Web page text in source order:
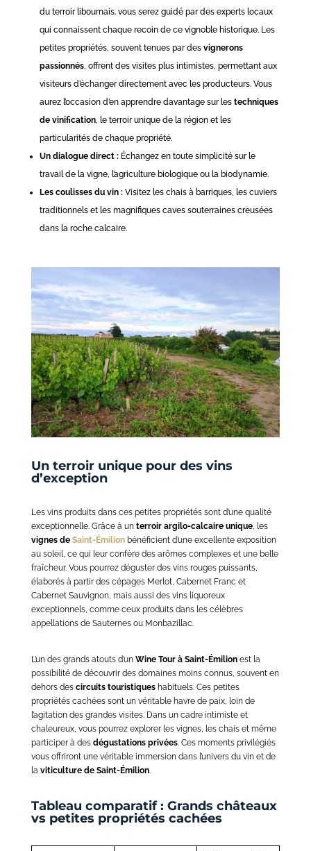
du terroir libournais. vous serez guidé par des experts locaux
qui connaissent chaque recoin de ce vignoble historique. Les
petites propriétés, souvent tenues par des vignerons
passionnés, offrent des visites plus intimistes, permettant aux
visiteurs d’échanger directement avec les producteurs. Vous
aurez l’occasion d’en apprendre davantage sur les techniques
de vinification, le terroir unique de la région et les
particularités de chaque propriété.
Un dialogue direct :Échangez en toute simplicité sur le
travail de la vigne, l’agriculture biologique ou la biodynamie.
Les coulisses du vin :Visitez les chais à barriques, les cuviers
traditionnels et les magnifiques caves souterraines creusées
dans la roche calcaire.
Un terroir unique pour des vins
d’exception
Les vins produits dans ces petites propriétés sont d’une qualité
exceptionnelle. Grâce à un terroir argilo-calcaire unique, les
vignes de Saint-Émilionbénéficient d’une excellente exposition
au soleil, ce qui leur confère des arômes complexes et une belle
fraîcheur. Vous pourrez déguster des vins rouges puissants,
élaborés à partir des cépages Merlot, Cabernet Franc et
Cabernet Sauvignon, mais aussi des vins liquoreux
exceptionnels, comme ceux produits dans les célèbres
appellations de Sauternes ou Monbazillac.
L’un des grands atouts d’un Wine Tour à Saint-Émilionest la
possibilité de découvrir des domaines moins connus, souvent en
dehors des circuits touristiques habituels. Ces petites
propriétés cachées sont un véritable havre de paix, loin de
l’agitation des grandes visites. Dans un cadre intimiste et
chaleureux, vous pourrez explorer les vignes, les chais et même
participer à des dégustations privées. Ces moments privilégiés
vous offriront une véritable immersion dans l’univers du vin et de
la viticulture de Saint-Émilion.
Tableau comparatif : Grands châteaux
vs petites propriétés cachées